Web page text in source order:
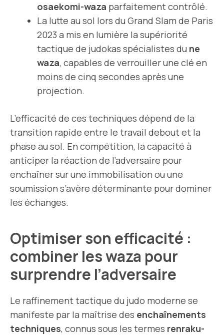
osaekomi-waza parfaitement contrôlé.
La lutte au sol lors du Grand Slam de Paris
2023 a mis en lumière la supériorité
tactique de judokas spécialistes du ne
waza, capables de verrouiller une clé en
moins de cinq secondes après une
projection.
L’efficacité de ces techniques dépend de la
transition rapide entre le travail debout et la
phase au sol. En compétition, la capacité à
anticiper la réaction de l’adversaire pour
enchaîner sur une immobilisation ou une
soumission s’avère déterminante pour dominer
les échanges.
Optimiser son efficacité :
combiner les waza pour
surprendre l’adversaire
Le raffinement tactique du judo moderne se
manifeste par la maîtrise des enchaînements
techniques, connus sous les termes renraku-